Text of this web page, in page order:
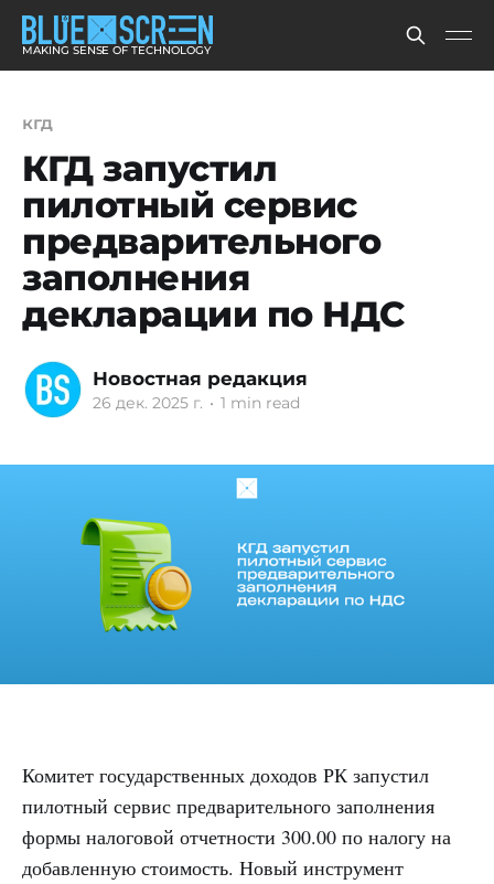
MAKING SENSE OF TECHNOLOGY
кгд
КГД запустил
пилотный сервис
предварительного
заполнения
декларации по НДС
Новостная редакция
26 дек. 2025 г. • 1 min read
Комитет государственных доходов РК запустил
пилотный сервис предварительного заполнения
формы налоговой отчетности 300.00 по налогу на
добавленную стоимость. Новый инструмент